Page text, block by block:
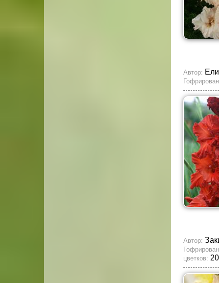
Автор:
Автор:
цветков: